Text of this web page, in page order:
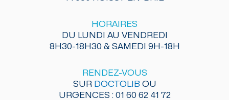
HORAIRES
DU LUNDI AU VENDREDI
8H30-18H30 & SAMEDI 9H-18H
RENDEZ-VOUS
SUR DOCTOLIB OU
URGENCES : 01 60 62 41 72